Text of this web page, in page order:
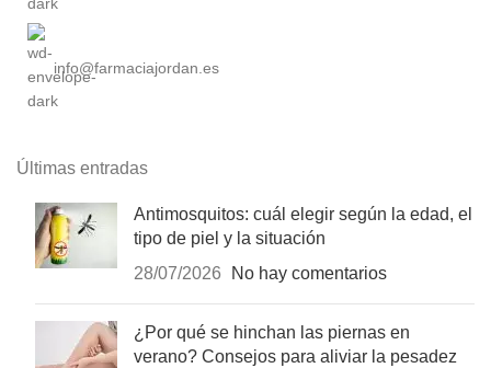
info@farmaciajordan.es
Últimas entradas
Antimosquitos: cuál elegir según la edad, el
tipo de piel y la situación
28/07/2026
No hay comentarios
¿Por qué se hinchan las piernas en
verano? Consejos para aliviar la pesadez